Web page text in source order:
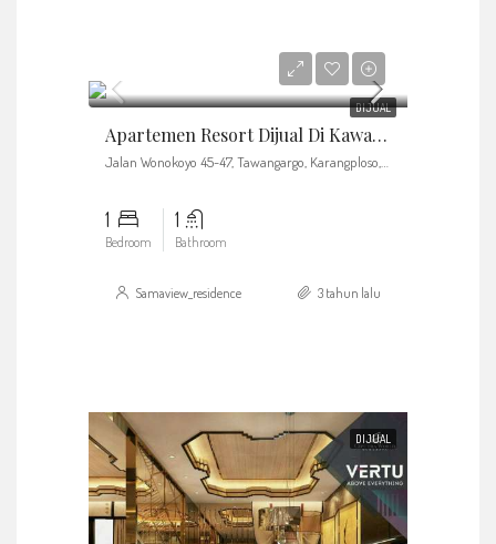
DIJUAL
Apartemen Resort Dijual Di Kawasan Wisata Batu Malang
1
Bedroom
1
Bathroom
Samaview_residence 3 tahun lalu
DIJUAL